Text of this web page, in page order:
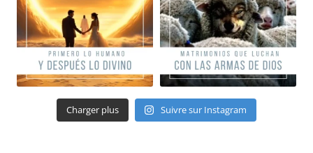
Charger plus Suivre sur Instagram